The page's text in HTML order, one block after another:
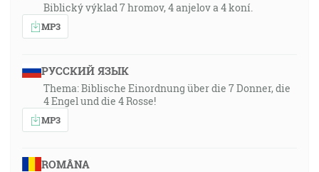
Biblický výklad 7 hromov, 4 anjelov a 4 koní.
MP3
РУССКИЙ ЯЗЫК
Thema: Biblische Einordnung über die 7 Donner, die
4 Engel und die 4 Rosse!
MP3
ROMÂNA